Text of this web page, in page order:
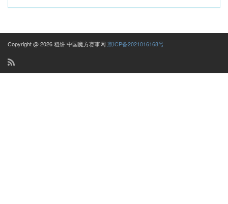
Copyright @ 2026 粗饼·中国魔方赛事网 京ICP备2021016168号